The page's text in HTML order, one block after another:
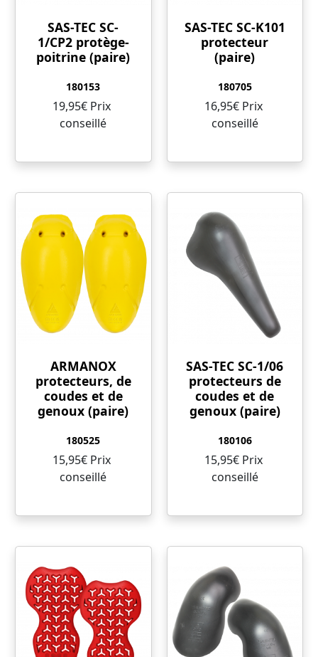
SAS-TEC SC-
1/CP2 protège-
poitrine (paire)
180153
19,95€ Prix ​​
conseillé
SAS-TEC SC-K101
protecteur
(paire)
180705
16,95€ Prix ​​
conseillé
ARMANOX
protecteurs, de
coudes et de
genoux (paire)
180525
15,95€ Prix ​​
conseillé
SAS-TEC SC-1/06
protecteurs de
coudes et de
genoux (paire)
180106
15,95€ Prix ​​
conseillé